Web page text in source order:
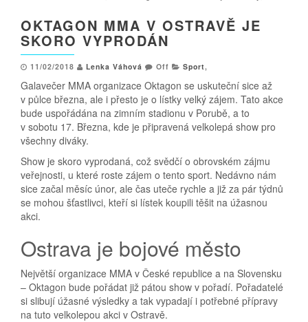
OKTAGON MMA V OSTRAVĚ JE
SKORO VYPRODÁN
11/02/2018 Lenka Váhová Off Sport,
Galavečer MMA organizace Oktagon se uskuteční sice až
v půlce března, ale i přesto je o lístky velký zájem. Tato akce
bude uspořádána na zimním stadionu v Porubě, a to
v sobotu 17. Března, kde je připravená velkolepá show pro
všechny diváky.
Show je skoro vyprodaná, což svědčí o obrovském zájmu
veřejnosti, u které roste zájem o tento sport. Nedávno nám
sice začal měsíc únor, ale čas uteče rychle a již za pár týdnů
se mohou šťastlivci, kteří si lístek koupili těšit na úžasnou
akci.
Ostrava je bojové město
Největší organizace MMA v České republice a na Slovensku
– Oktagon bude pořádat již pátou show v pořadí. Pořadatelé
si slibují úžasné výsledky a tak vypadají i potřebné přípravy
na tuto velkolepou akci v Ostravě.